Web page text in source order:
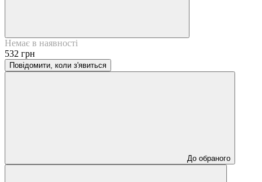
Немає в наявності
532 грн
Повідомити, коли з'явиться
До обраного